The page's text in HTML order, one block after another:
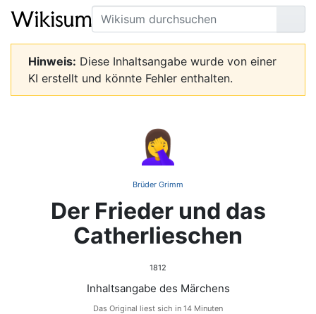
Suche
Seite
Hinweis: Diese Inhaltsangabe wurde von einer
KI erstellt und könnte Fehler enthalten.
🤦‍♀️
Brüder Grimm
Der Frieder und das
Catherlieschen
1812
Inhaltsangabe des Märchens
Das Original liest sich in 14 Minuten